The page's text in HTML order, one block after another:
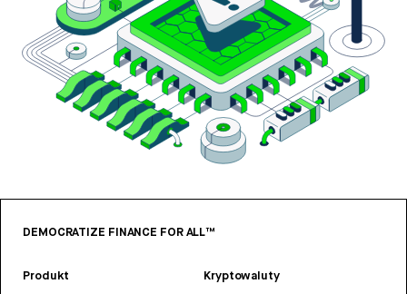
DEMOCRATIZE FINANCE FOR ALL™
Produkt Kryptowaluty